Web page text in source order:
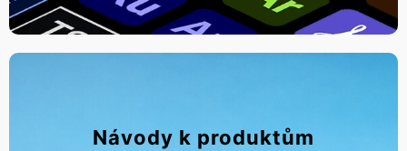
Návody k produktům